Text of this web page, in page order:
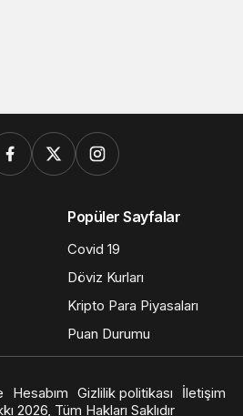
Popüler Sayfalar
Covid 19
Döviz Kurları
Kripto Para Piyasaları
Puan Durumu
Hesabım Gizlilik politikası
İletişim
2026, Tüm Hakları Saklıdır